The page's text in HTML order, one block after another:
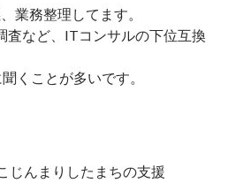
業務整理してます。
査など、ITコンサルの下位互換
くことが多いです。
じんまりしたまちの支援